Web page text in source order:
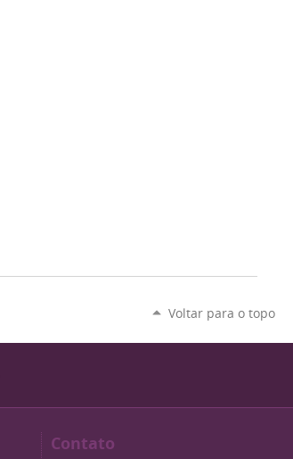
Voltar para o topo
Contato